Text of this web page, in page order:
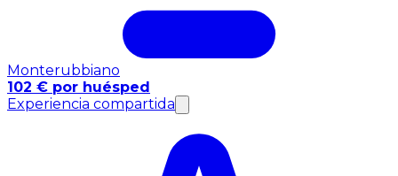
Monterubbiano
102 € por huésped
Experiencia compartida